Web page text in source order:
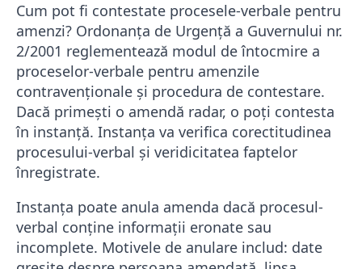
Cum pot fi contestate procesele-verbale pentru
amenzi? Ordonanța de Urgență a Guvernului nr.
2/2001 reglementează modul de întocmire a
proceselor-verbale pentru amenzile
contravenționale și procedura de contestare.
Dacă primești o amendă radar, o poți contesta
în instanță. Instanța va verifica corectitudinea
procesului-verbal și veridicitatea faptelor
înregistrate.
Instanța poate anula amenda dacă procesul-
verbal conține informații eronate sau
incomplete. Motivele de anulare includ: date